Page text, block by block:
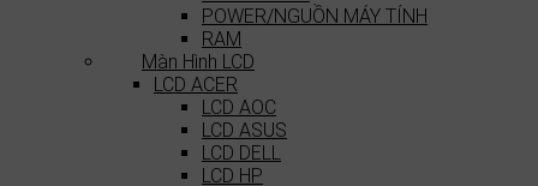
POWER/NGUỒN MÁY TÍNH
RAM
Màn Hình LCD
LCD ACER
LCD AOC
LCD ASUS
LCD DELL
LCD HP